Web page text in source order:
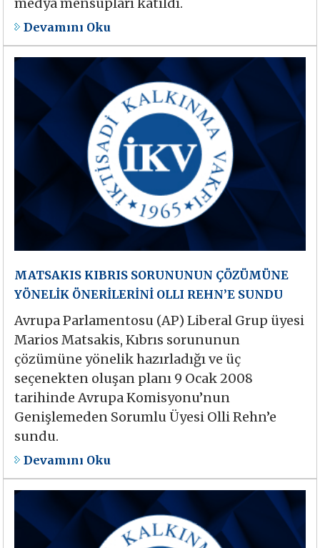
Devamını Oku
MATSAKIS KIBRIS SORUNUNUN ÇÖZÜMÜNE
YÖNELİK ÖNERİLERİNİ OLLI REHN’E SUNDU
Avrupa Parlamentosu (AP) Liberal Grup üyesi
Marios Matsakis, Kıbrıs sorununun
çözümüne yönelik hazırladığı ve üç
seçenekten oluşan planı 9 Ocak 2008
tarihinde Avrupa Komisyonu’nun
Genişlemeden Sorumlu Üyesi Olli Rehn’e
sundu.
Devamını Oku